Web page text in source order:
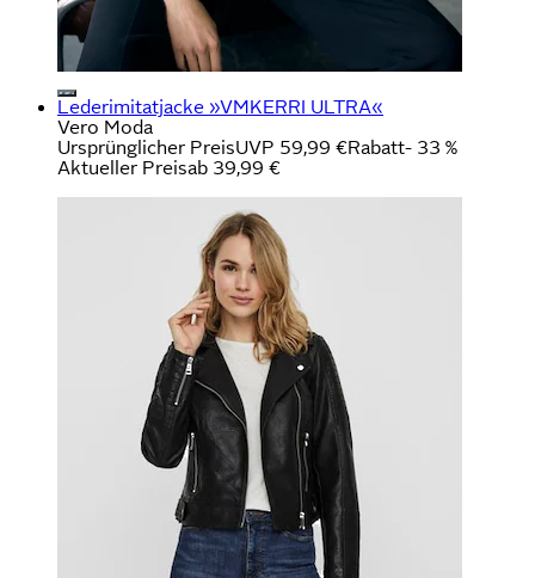
Lederimitatjacke »VMKERRI ULTRA«
Vero Moda
Ursprünglicher PreisUVP 59,99 €Rabatt- 33 %
Aktueller Preisab 39,99 €